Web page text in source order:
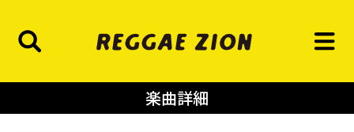
楽曲詳細